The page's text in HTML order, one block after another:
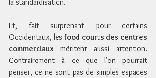
la standardisation.
Et, fait surprenant pour certains
Occidentaux, les food courts des centres
commerciaux méritent aussi attention.
Contrairement à ce que l’on pourrait
penser, ce ne sont pas de simples espaces